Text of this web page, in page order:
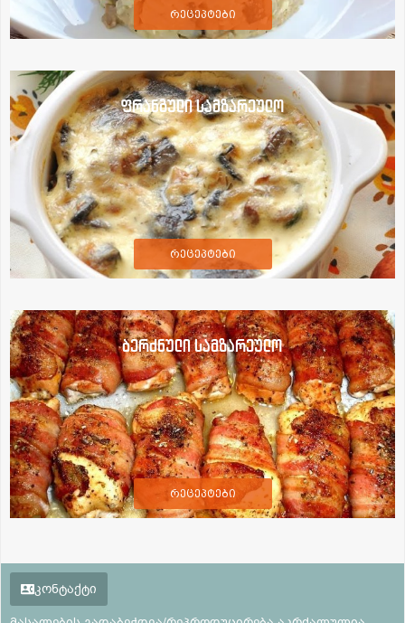
რეცეპტები
ფრანგული სამზარეულო
რეცეპტები
ბერძნული სამზარეულო
რეცეპტები
კონტაქტი